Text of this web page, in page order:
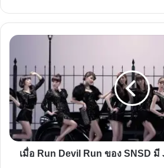
เมื่อ
Run
Devil
Run
ของ
SNSD
มี
Japanese
Version!
เมื่อ Run Devil Run ของ SNSD มี